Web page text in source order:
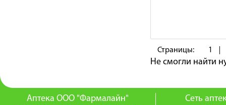
Страницы: 1
Не смогли найти
Аптека ООО "Фармалайн"
Сеть